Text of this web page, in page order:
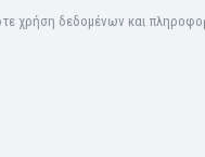
χρήση δεδομένων και